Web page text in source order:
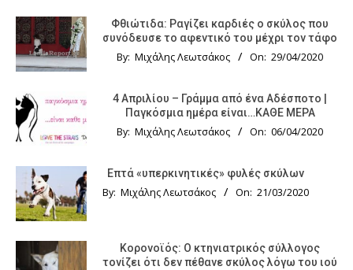
Φθιώτιδα: Ραγίζει καρδιές ο σκύλος που
συνόδευσε το αφεντικό του μέχρι τον τάφο
By: Μιχάλης Λεωτσάκος On: 29/04/2020
4 Απριλίου – Γράμμα από ένα Αδέσποτο |
Παγκόσμια ημέρα είναι…ΚΑΘΕ ΜΕΡΑ
By: Μιχάλης Λεωτσάκος On: 06/04/2020
Επτά «υπερκινητικές» φυλές σκύλων
By: Μιχάλης Λεωτσάκος On: 21/03/2020
Κορονοϊός: Ο κτηνιατρικός σύλλογος
τονίζει ότι δεν πέθανε σκύλος λόγω του ιού